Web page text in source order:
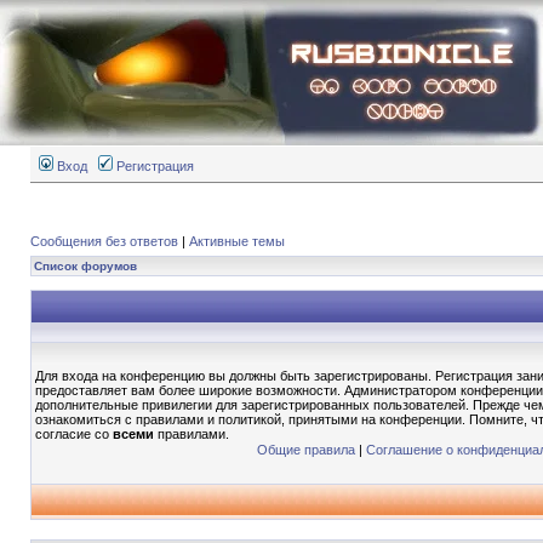
Вход Регистрация
Сообщения без ответов | Активные темы
Список форумов
Для входа на конференцию вы должны быть зарегистрированы. Регистрация
предоставляет вам более широкие возможности. Администратором
дополнительные привилегии для зарегистрированных пользователей. Прежде
ознакомиться с правилами и политикой, принятыми на конференции. Помните,
согласие со всеми правилами.
Общие правила| Соглашение о